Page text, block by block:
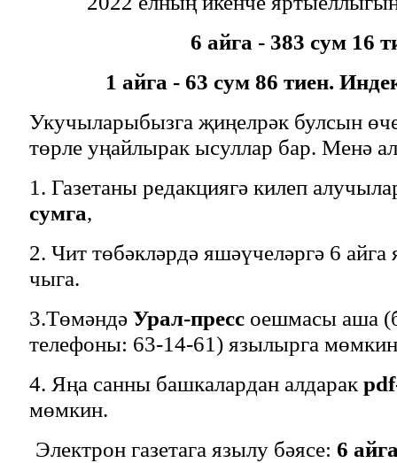
6 айга - 383 сум 16
1 айга - 63 сум 86 тиен.
Укучыларыбызга җиңелрәк булсын
төрле уңайлырак ысуллар бар. Менә
1. Газетаны редакциягә килеп
сумга,
2. Чит төбәкләрдә яшәүчеләргә 6
чыга.
3.Төмәндә Урал-пресс оешмасы аша
телефоны: 63-14-61) язылырга
4. Яңа санны башкалардан алдарак
мөмкин.
Электрон газетага язылу бәясе: 6